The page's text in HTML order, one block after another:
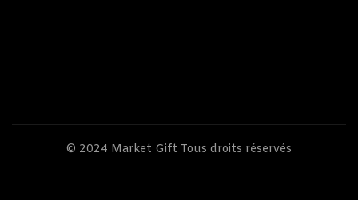
© 2024 Market Gift Tous droits réservés